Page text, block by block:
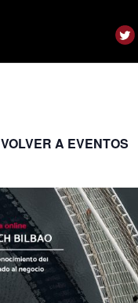
VOLVER A EVENTOS